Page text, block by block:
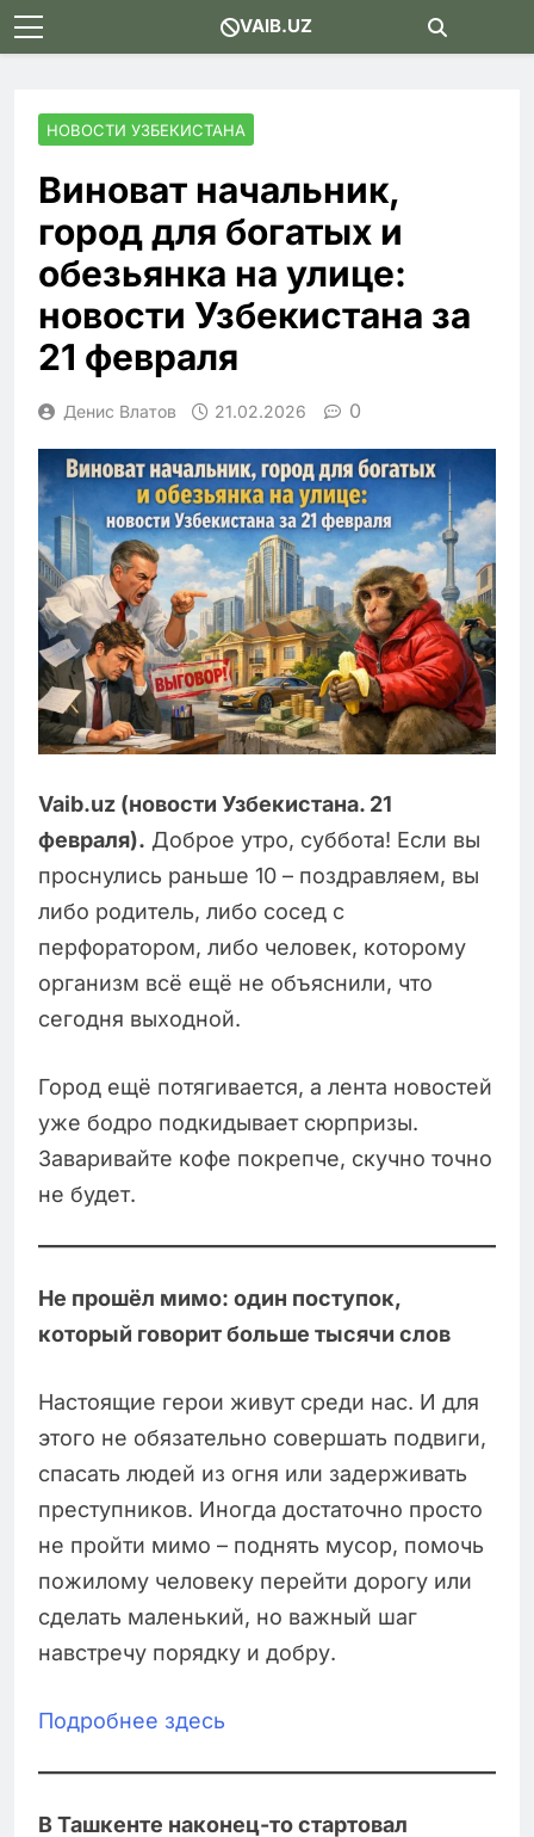
Skip
to
VAIB.UZ
НОВОСТИ УЗБЕКИСТАНА
Виноват начальник,
город для богатых и
обезьянка на улице:
новости Узбекистана за
21 февраля
Денис Влатов 21.02.2026 0
Vaib.uz (новости Узбекистана. 21
февраля). Доброе утро, суббота! Если вы
проснулись раньше 10 – поздравляем, вы
либо родитель, либо сосед с
перфоратором, либо человек, которому
организм всё ещё не объяснили, что
сегодня выходной.
Город ещё потягивается, а лента новостей
уже бодро подкидывает сюрпризы.
Заваривайте кофе покрепче, скучно точно
не будет.
Не прошёл мимо: один поступок,
который говорит больше тысячи слов
Настоящие герои живут среди нас. И для
этого не обязательно совершать подвиги,
спасать людей из огня или задерживать
преступников. Иногда достаточно просто
не пройти мимо – поднять мусор, помочь
пожилому человеку перейти дорогу или
сделать маленький, но важный шаг
навстречу порядку и добру.
Подробнее здесь
В Ташкенте наконец-то стартовал